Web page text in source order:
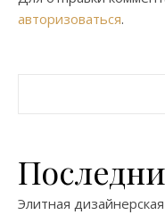
авторизоваться.
Элитная